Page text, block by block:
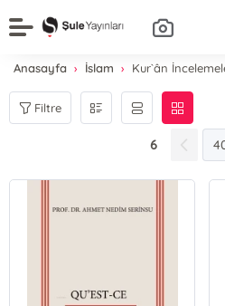
Anasayfa İslam Kur`ân
Filtre
6